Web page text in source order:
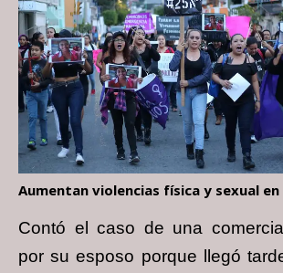
Aumentan violencias física y sexual
Contó el caso de una
por su esposo porque llegó